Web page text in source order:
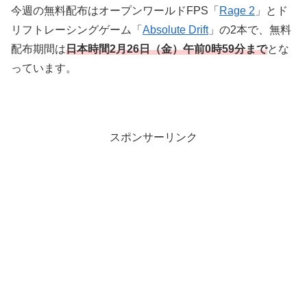
今週の無料配布はオープンワールドFPS「 Rage 2 」とド
リフトレーシングゲーム「 Absolute Drift」の2本で、無料
配布期間は日本時間2月26日（金）午前0時59分までとな
っています。
スポンサーリンク